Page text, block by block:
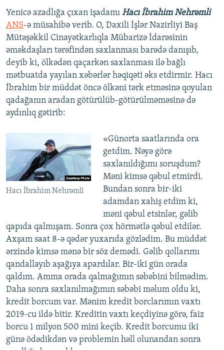
Yenicə azadlığa çıxan işadamı Hacı İbrahim Nehrəmli
ANS-ə müsahibə verib. O, Daxili İşlər Nazirliyi Baş
Mütəşəkkil Cinayətkarlıqla Mübarizə İdarəsinin
əməkdaşları tərəfindən saxlanması barədə danışıb,
deyib ki, ölkədən qaçarkən saxlanması ilə bağlı
mətbuatda yayılan xəbərlər həqiqəti əks etdirmir. Hacı
İbrahim bir müddət öncə ölkəni tərk etməsinə qoyulan
qadağanın aradan götürülüb-götürülməməsinə də
aydınlıq gətirib:
Hacı İbrahim Nehrəmli
«Günorta saatlarında ora
getdim. Nəyə görə
saxlanıldığımı soruşdum?
Məni kimsə qəbul etmirdi.
Bundan sonra bir-iki
adamdan xahiş etdim ki,
məni qəbul etsinlər, gəlib
qapıda qalmışam. Sonra çox hörmətlə qəbul etdilər.
Axşam saat 8-ə qədər yuxarıda gözlədim. Bu müddət
ərzində kimsə mənə bir söz demədi. Gəlib qollarımı
qandallayıb aşağıya apardılar. Bir-iki gün orada
qaldım. Amma orada qalmağımın səbəbini bilmədim.
Daha sonra saxlanılmağımın səbəbi məlum oldu ki,
kredit borcum var. Mənim kredit borclarımın vaxtı
2019-cu ildə bitir. Kreditin vaxtı keçdiyinə görə, faiz
borcu 1 milyon 500 mini keçib. Kredit borcumu iki
günə ödədikdən və problemin həll olunandan sonra